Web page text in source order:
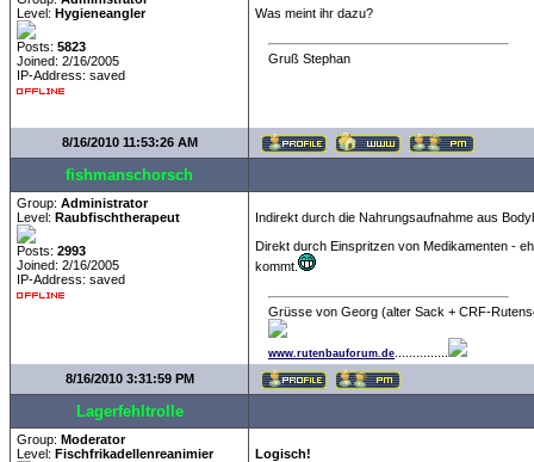
Level: Hygieneangler
Posts: 5823
Joined: 2/16/2005
IP-Address: saved
Was meint ihr dazu?
Gruß Stephan
8/16/2010 11:53:26 AM
fishmanschorsch
Group: Administrator
Level: Raubfischtherapeut
Posts: 2993
Joined: 2/16/2005
IP-Address: saved
Indirekt durch die Nahrungsaufnahme aus
Direkt durch Einspritzen von Medikamenten -
kommt.
Grüsse von Georg (alter Sack + CRF-
www.rutenbauforum.de
8/16/2010 3:31:59 PM
Lagerfehltrolle
Group: Moderator
Level: Fischfrikadellenreanimier Logisch!